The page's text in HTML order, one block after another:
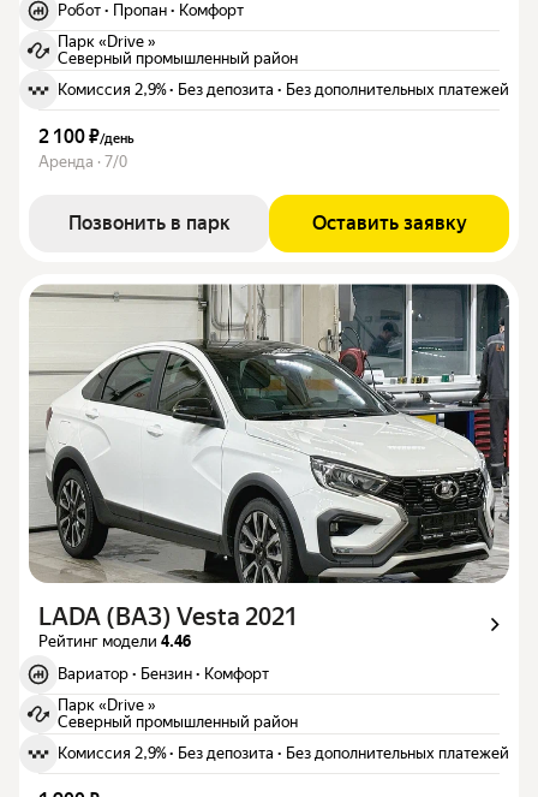
Робот · Пропан · Комфорт
Парк «Drive »
Северный промышленный район
Комиссия 2,9%· Без депозита · Без дополнительных платежей
2 100 ₽/день
Аренда · 7/0
Позвонить в парк Оставить заявку
LADA (ВАЗ) Vesta 2021
Рейтинг модели 4.46
Вариатор · Бензин · Комфорт
Парк «Drive »
Северный промышленный район
Комиссия 2,9%· Без депозита · Без дополнительных платежей